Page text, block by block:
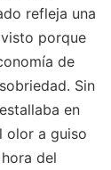
refleja una
porque
de
Sin
en
olor a guiso
del